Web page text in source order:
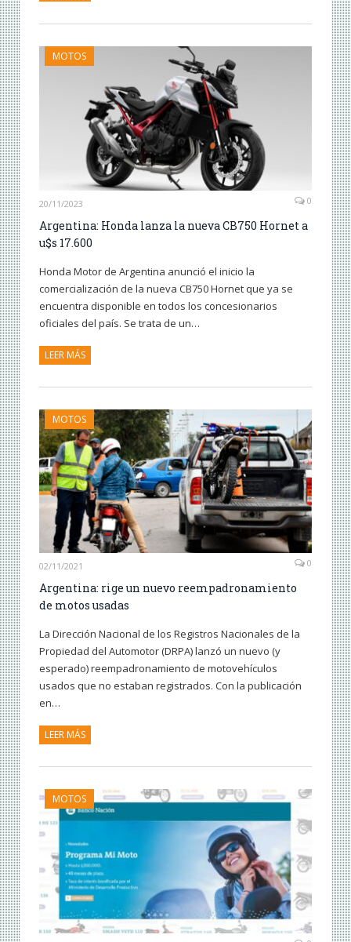
MOTOS
20/11/2023 0
Argentina: Honda lanza la nueva CB750 Hornet a
u$s 17.600
Honda Motor de Argentina anunció el inicio la
comercialización de la nueva CB750 Hornet que ya se
encuentra disponible en todos los concesionarios
oficiales del país. Se trata de un…
LEER MÁS
MOTOS
02/11/2021 0
Argentina: rige un nuevo reempadronamiento
de motos usadas
La Dirección Nacional de los Registros Nacionales de la
Propiedad del Automotor (DRPA) lanzó un nuevo (y
esperado) reempadronamiento de motovehículos
usados que no estaban registrados. Con la publicación
en…
LEER MÁS
MOTOS